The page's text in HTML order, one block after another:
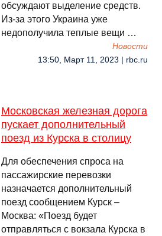
обсуждают выделение средств.
Из-за этого Украина уже
недополучила теплые вещи …
Новости
13:50, Март 11, 2023 | rbc.ru
Московская железная дорога
пускает дополнительный
поезд из Курска в столицу
Для обеспечения спроса на
пассажирские перевозки
назначается дополнительный
поезд сообщением Курск –
Москва: «Поезд будет
отправляться с вокзала Курска в